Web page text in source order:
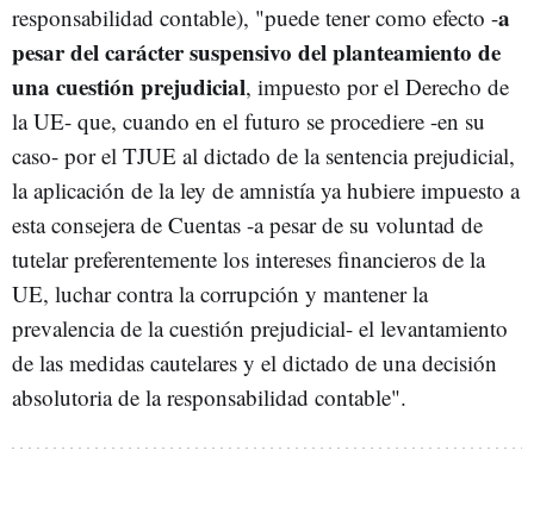
responsabilidad contable), "puede tener como efecto -a
pesar del carácter suspensivo del planteamiento de
una cuestión prejudicial, impuesto por el Derecho de
la UE- que, cuando en el futuro se procediere -en su
caso- por el TJUE al dictado de la sentencia prejudicial,
la aplicación de la ley de amnistía ya hubiere impuesto a
esta consejera de Cuentas -a pesar de su voluntad de
tutelar preferentemente los intereses financieros de la
UE, luchar contra la corrupción y mantener la
prevalencia de la cuestión prejudicial- el levantamiento
de las medidas cautelares y el dictado de una decisión
absolutoria de la responsabilidad contable".